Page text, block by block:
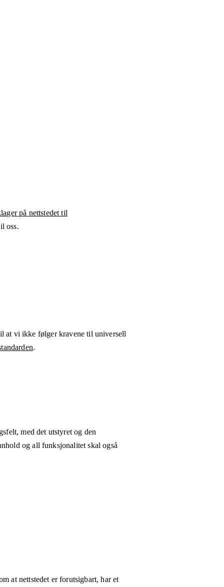
på nettstedet til
oss.
at vi ikke følger kravene til universell
.
med det utstyret og den
og all funksjonalitet skal også
at nettstedet er forutsigbart, har et